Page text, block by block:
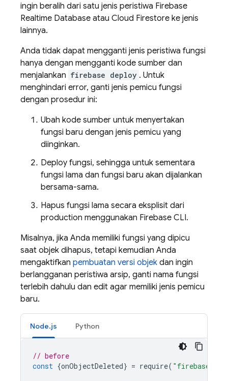
ingin beralih dari satu jenis peristiwa Firebase
Realtime Database atau Cloud Firestore ke jenis
lainnya.
Anda tidak dapat mengganti jenis peristiwa fungsi
hanya dengan mengganti kode sumber dan
menjalankan firebase deploy . Untuk
menghindari error, ganti jenis pemicu fungsi
dengan prosedur ini:
Ubah kode sumber untuk menyertakan
fungsi baru dengan jenis pemicu yang
diinginkan.
Deploy fungsi, sehingga untuk sementara
fungsi lama dan fungsi baru akan dijalankan
bersama-sama.
Hapus fungsi lama secara eksplisit dari
production menggunakan Firebase CLI.
Misalnya, jika Anda memiliki fungsi yang dipicu
saat objek dihapus, tetapi kemudian Anda
mengaktifkan pembuatan versi objek dan ingin
berlangganan peristiwa arsip, ganti nama fungsi
terlebih dahulu dan edit agar memiliki jenis pemicu
baru.
Node.js Python
// before
const {onObjectDeleted} = require( "firebase-